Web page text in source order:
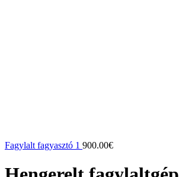
Fagylalt fagyasztó 1 900.00€